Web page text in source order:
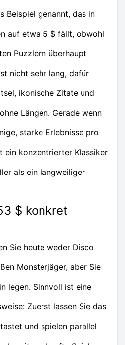
Beispiel genannt, das in
auf etwa 5 $ fällt, obwohl
Puzzlern überhaupt
nicht sehr lang, dafür
ikonische Zitate und
Längen. Gerade wenn
starke Erlebnisse pro
ein konzentrierter Klassiker
als ein langweiliger
$ konkret
Sie heute weder Disco
Monsterjäger, aber Sie
legen. Sinnvoll ist eine
Zuerst lassen Sie das
und spielen parallel